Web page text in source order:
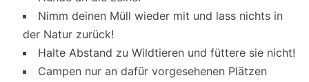
Nimm deinen Müll wieder mit und lass nichts in
der Natur zurück!
Halte Abstand zu Wildtieren und füttere sie nicht!
Campen nur an dafür vorgesehenen Plätzen